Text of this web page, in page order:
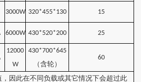
3000W 320*455*130 15
6000W 430*520*200 25
12000
W
430*700*645
（含轮）
60
因此在不同负载或其它情况下会超过此